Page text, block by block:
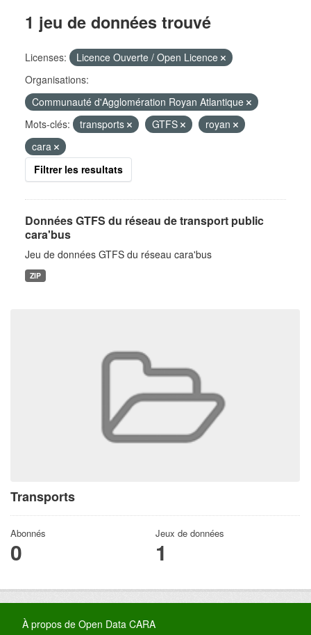
Transports
Abonnés
0
Jeux de données
1
1 jeu de données trouvé
Licenses:
Licence Ouverte / Open Licence
Organisations:
Communauté d'Agglomération Royan Atlantique
Mots-clés:
transports GTFS
royan
cara
Filtrer les resultats
Données GTFS du réseau de transport public
cara'bus
Jeu de données GTFS du réseau cara'bus
ZIP
À propos de Open Data CARA